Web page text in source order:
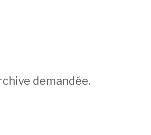
demandée.